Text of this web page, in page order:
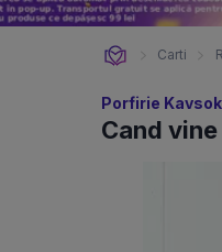
Carti
Porfirie
Cand